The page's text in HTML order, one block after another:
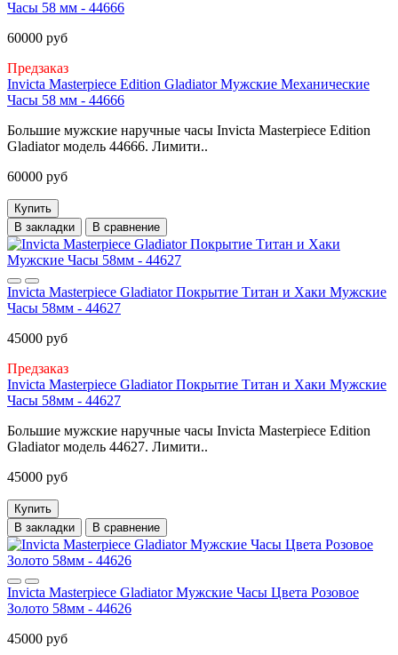
Часы 58 мм - 44666
60000 руб
Предзаказ
Invicta Masterpiece Edition Gladiator Мужские Механические
Часы 58 мм - 44666
Большие мужские наручные часы Invicta Masterpiece Edition
Gladiator модель 44666. Лимити..
60000 руб
Купить
В закладки
В сравнение
Invicta Masterpiece Gladiator Покрытие Титан и Хаки Мужские
Часы 58мм - 44627
45000 руб
Предзаказ
Invicta Masterpiece Gladiator Покрытие Титан и Хаки Мужские
Часы 58мм - 44627
Большие мужские наручные часы Invicta Masterpiece Edition
Gladiator модель 44627. Лимити..
45000 руб
Купить
В закладки
В сравнение
Invicta Masterpiece Gladiator Мужские Часы Цвета Розовое
Золото 58мм - 44626
45000 руб